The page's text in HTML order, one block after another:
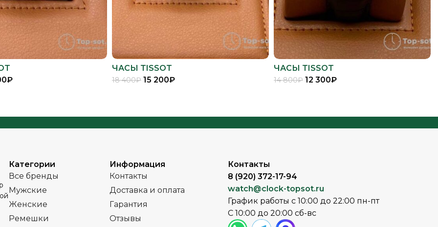
₽
ЧАСЫ TISSOT
18 400₽ 15 200₽
ЧАСЫ TISSOT
14 800₽ 12 300₽
Категории
Все бренды
Мужские
Женские
Ремешки
Информация
Контакты
Доставка и оплата
Гарантия
Отзывы
Контакты
8 (920) 372-17-94
watch@clock-topsot.ru
График работы с 10:00 до 22:00 пн-пт
С 10:00 до 20:00 сб-вс